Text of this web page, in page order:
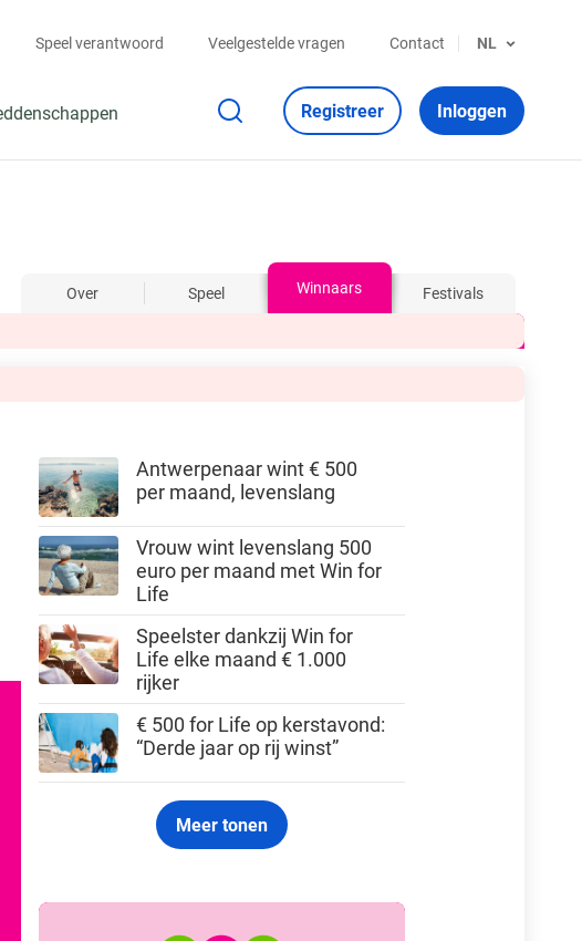
Speel verantwoord Veelgestelde vragen Contact NL
Registreer Inloggen
Over Speel Winnaars
Festivals
Antwerpenaar wint € 500
per maand, levenslang
Vrouw wint levenslang 500
euro per maand met Win for
Life
Speelster dankzij Win for
Life elke maand € 1.000
rijker
€ 500 for Life op kerstavond:
“Derde jaar op rij winst”
Meer tonen